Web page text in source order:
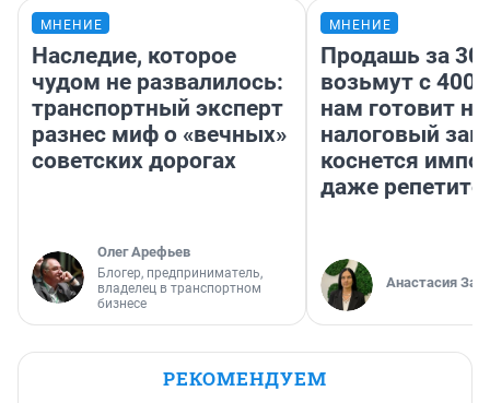
МНЕНИЕ
Наследие, которое
чудом не развалилось:
транспортный эксперт
разнес миф о «вечных»
советских дорогах
Олег Арефьев
Блогер, предприниматель,
владелец в транспортном
бизнесе
МНЕНИЕ
Продашь за
возьмут с
нам готовит
налоговый
коснется
даже
Анастасия
РЕКОМЕНДУЕМ